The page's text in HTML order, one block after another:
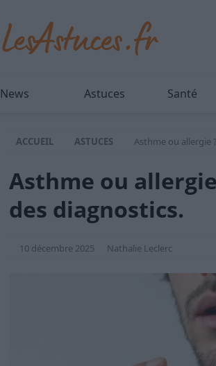
News Astuces Santé
ACCUEIL ASTUCES Asthme ou allergie
Asthme ou
des diagnostics.
10 décembre 2025 Nathalie Leclerc